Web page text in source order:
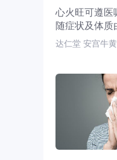
心火旺可遵医
随症状及体
达仁堂 安宫牛